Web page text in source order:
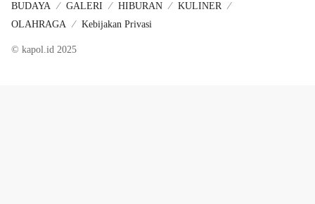
BUDAYA GALERI HIBURAN
KULINER
OLAHRAGA
Kebijakan Privasi
© kapol.id 2025